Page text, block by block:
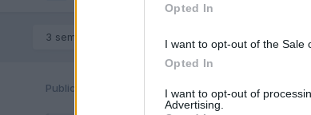
Opted In
I want to opt-out of the Sale
Opted In
I want to opt-out of
Advertising.
3 semanas más tarde...
Publicado 18 de Octubre del 2024